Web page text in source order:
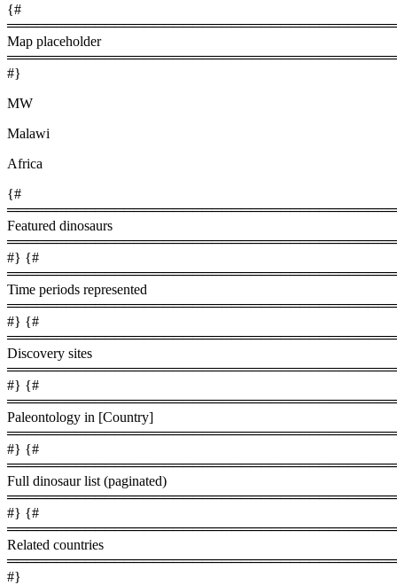
{#
Map placeholder
#}
MW
Malawi
Africa
{#
Featured dinosaurs
#} {#
Time periods represented
#} {#
Discovery sites
#} {#
Paleontology in [Country]
#} {#
Full dinosaur list (paginated)
#} {#
Related countries
#}